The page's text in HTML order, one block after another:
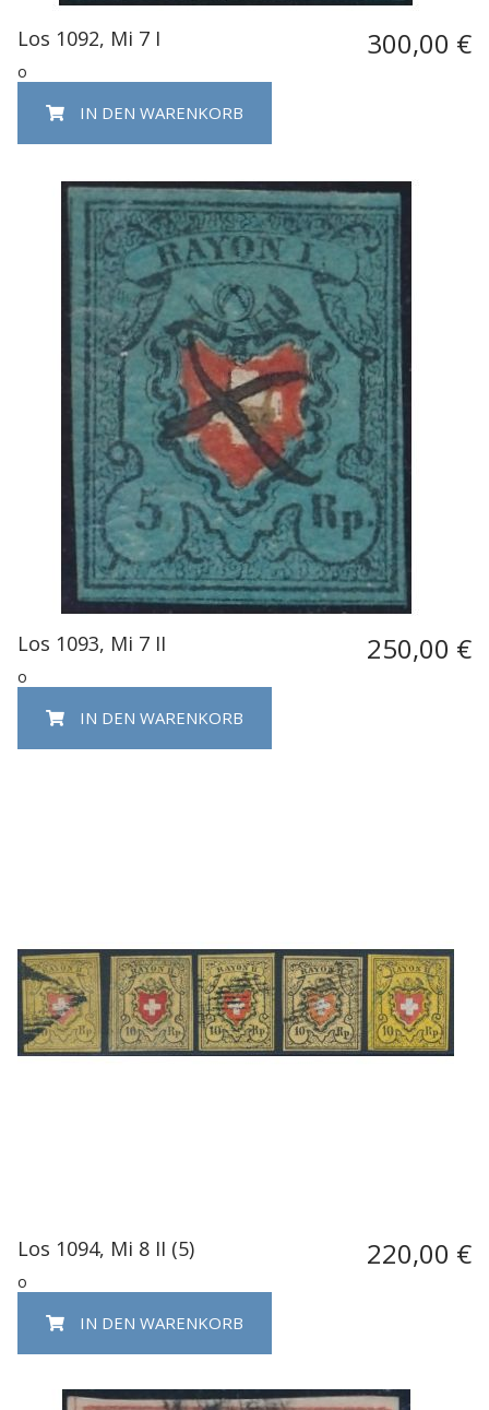
Los 1092, Mi 7 I 300,00 €
o
IN DEN WARENKORB
Los 1093, Mi 7 II 250,00 €
o
IN DEN WARENKORB
Los 1094, Mi 8 II (5) 220,00 €
o
IN DEN WARENKORB